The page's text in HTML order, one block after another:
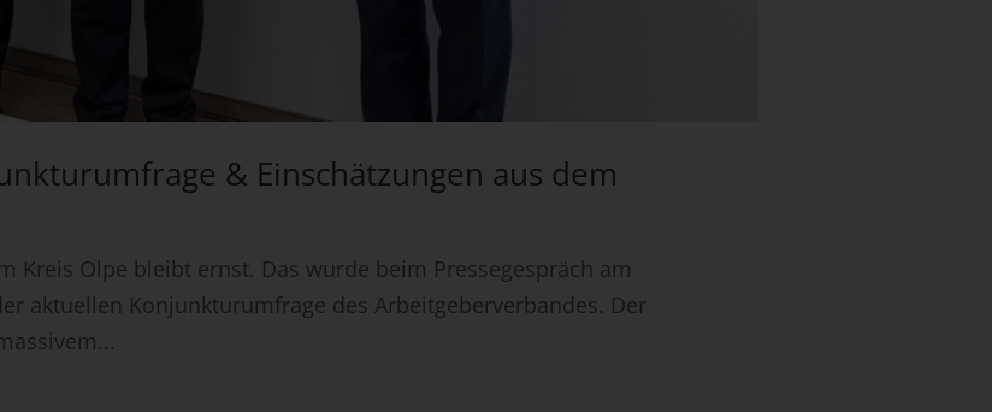
& Einschätzungen aus dem
Kreis Olpe bleibt ernst. Das wurde beim Pressegespräch am
aktuellen Konjunkturumfrage des Arbeitgeberverbandes. Der